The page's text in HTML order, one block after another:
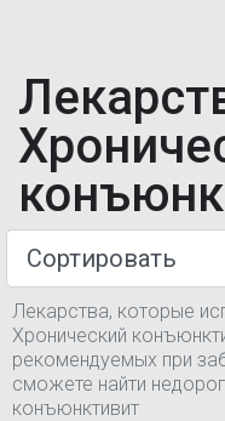
Лекарства, которые
Хронический
рекомендуемых при
сможете найти
конъюнктивит